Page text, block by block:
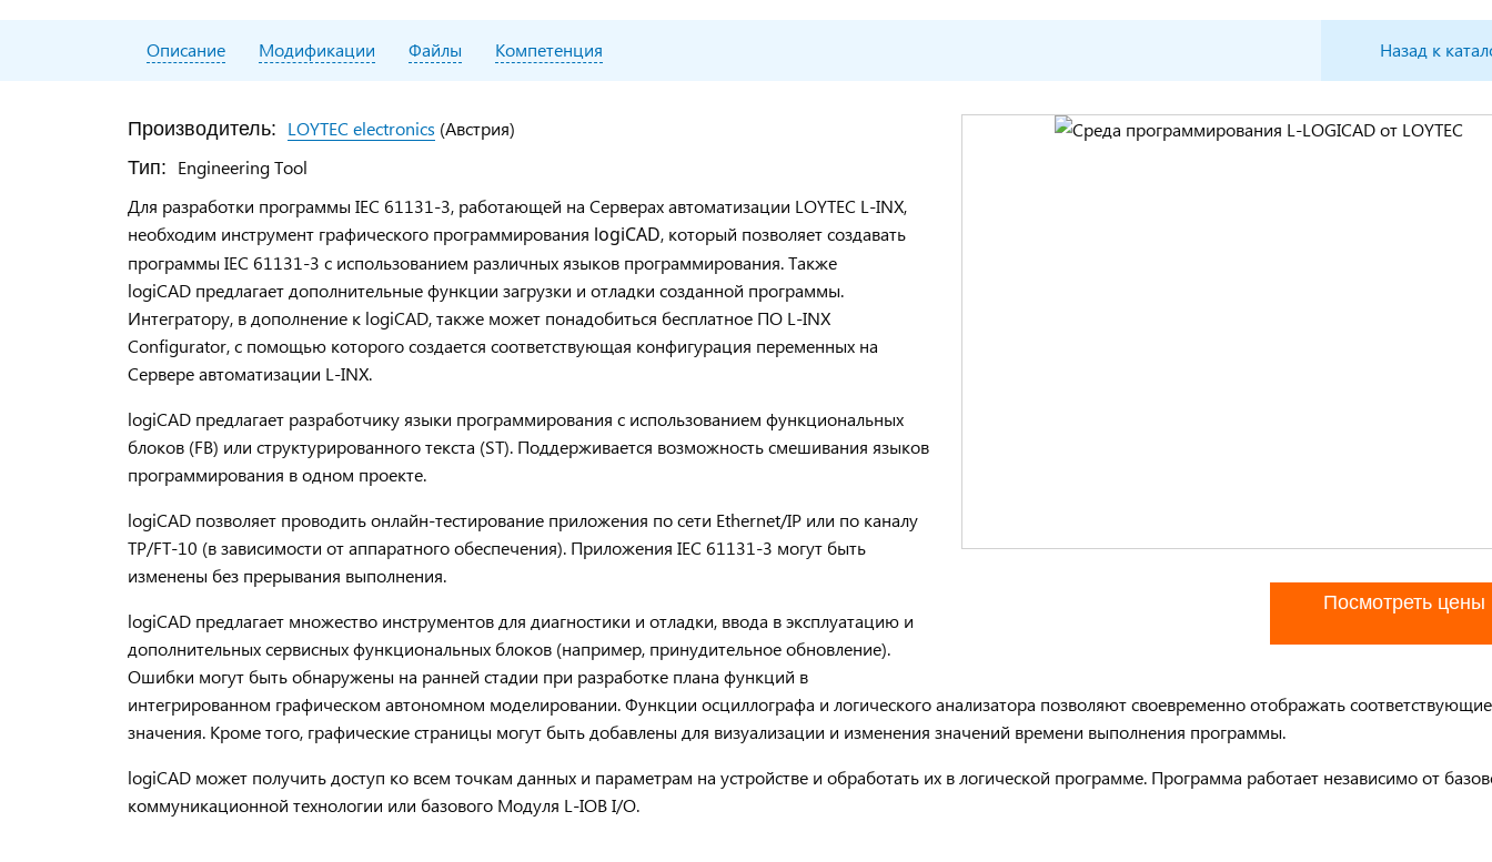
Описание Модификации Файлы Компетенция Назад к
Посмотреть цены
Производитель: LOYTEC electronics (Австрия)
Тип: Engineering Tool
Для разработки программы IEC 61131-3, работающей на Серверах автоматизации LOYTEC L-INX,
необходим инструмент графического программирования logiCAD, который позволяет создавать
программы IEC 61131-3 с использованием различных языков программирования. Также
logiCAD предлагает дополнительные функции загрузки и отладки созданной программы.
Интегратору, в дополнение к logiCAD, также может понадобиться бесплатное ПО L-INX
Configurator, с помощью которого создается соответствующая конфигурация переменных на
Сервере автоматизации L-INX.
logiCAD предлагает разработчику языки программирования с использованием функциональных
блоков (FB) или структурированного текста (ST). Поддерживается возможность смешивания языков
программирования в одном проекте.
logiCAD позволяет проводить онлайн-тестирование приложения по сети Ethernet/IP или по каналу
TP/FT-10 (в зависимости от аппаратного обеспечения). Приложения IEC 61131-3 могут быть
изменены без прерывания выполнения.
logiCAD предлагает множество инструментов для диагностики и отладки, ввода в эксплуатацию и
дополнительных сервисных функциональных блоков (например, принудительное обновление).
Ошибки могут быть обнаружены на ранней стадии при разработке плана функций в
интегрированном графическом автономном моделировании. Функции осциллографа и логического анализатора позволяют своевременно отображать соответствующие
значения. Кроме того, графические страницы могут быть добавлены для визуализации и изменения значений времени выполнения программы.
logiCAD может получить доступ ко всем точкам данных и параметрам на устройстве и обработать их в логической программе. Программа работает независимо от
коммуникационной технологии или базового Модуля L-IOB I/O.